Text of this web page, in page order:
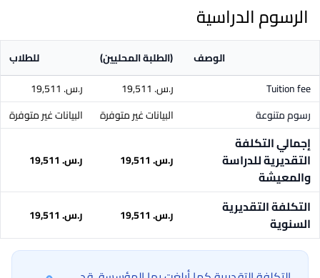
الرسوم الدراسية
الوصف (الطلبة المحليين)
للطلاب
Tuition fee
ر.س.‏ 19,511
ر.س.‏ 19,511
رسوم متنوعة
البيانات غير متوفرة البيانات غير متوفرة
إجمالي التكلفة
التقديرية للدراسة
والمعيشة
ر.س.‏ 19,511 ر.س.‏ 19,511
التكلفة التقديرية
السنوية
ر.س.‏ 19,511 ر.س.‏ 19,511